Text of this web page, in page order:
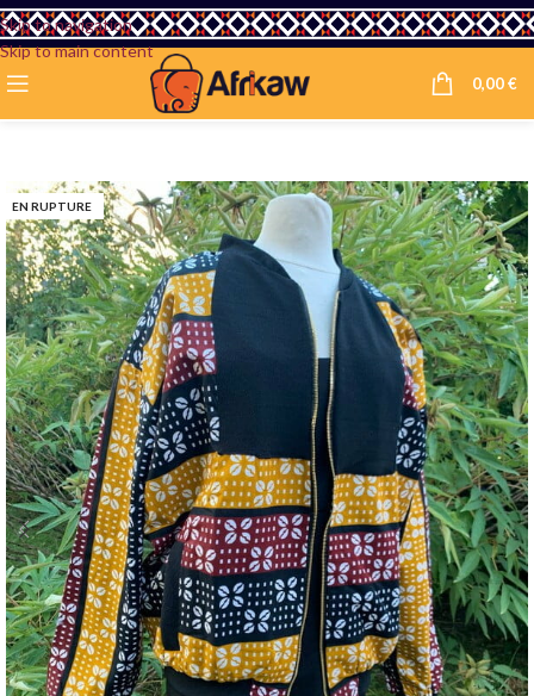
Skip to navigation
Skip to main content
0,00€
EN RUPTURE